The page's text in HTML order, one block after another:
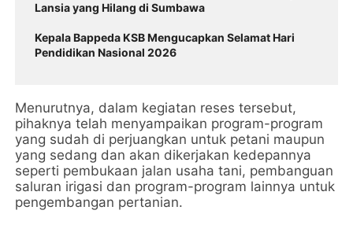
Lansia yang Hilang di Sumbawa
Kepala Bappeda KSB Mengucapkan Selamat Hari
Pendidikan Nasional 2026
Menurutnya, dalam kegiatan reses tersebut,
pihaknya telah menyampaikan program-program
yang sudah di perjuangkan untuk petani maupun
yang sedang dan akan dikerjakan kedepannya
seperti pembukaan jalan usaha tani, pembanguan
saluran irigasi dan program-program lainnya untuk
pengembangan pertanian.